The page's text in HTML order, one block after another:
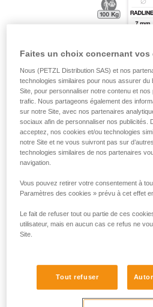
Faites un choix concernant vos
Nous (PETZL Distribution SAS) et nos
technologies similaires pour nous assurer du
Site, pour personnaliser notre contenu et
trafic. Nous partageons également des
sur notre Site, avec nos partenaires
sociaux afin de personnaliser nos publicités.
acceptez, nos cookies et/ou technologies
notre Site et ne vous suivront pas sur
technologies similaires de nos partenaires
navigation.
Vous pouvez retirer votre consentement à
Paramètres des cookies » prévu à cet effet
Le fait de refuser tout ou partie de ces
utilisateur, mais en aucun cas ce refus ne
Site.
Tout refuser